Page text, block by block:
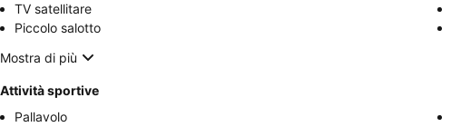
TV satellitare
Piccolo salotto
Mostra di più
Attività sportive
Pallavolo